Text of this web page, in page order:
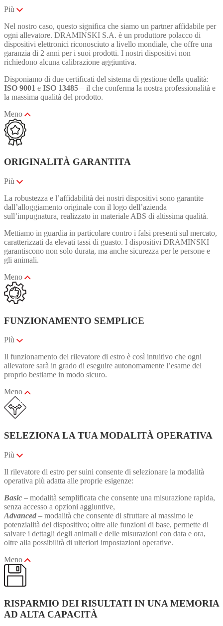
Più
Nel nostro caso, questo significa che siamo un partner affidabile per
ogni allevatore. DRAMINSKI S.A. è un produttore polacco di
dispositivi elettronici riconosciuto a livello mondiale, che offre una
garanzia di 2 anni per i suoi prodotti. I nostri dispositivi non
richiedono alcuna calibrazione aggiuntiva.
Disponiamo di due certificati del sistema di gestione della qualità:
ISO 9001 e ISO 13485 – il che conferma la nostra professionalità e
la massima qualità del prodotto.
Meno
ORIGINALITÀ GARANTITA
Più
La robustezza e l’affidabilità dei nostri dispositivi sono garantite
dall’alloggiamento originale con il logo dell’azienda
sull’impugnatura, realizzato in materiale ABS di altissima qualità.
Mettiamo in guardia in particolare contro i falsi presenti sul mercato,
caratterizzati da elevati tassi di guasto. I dispositivi DRAMINSKI
garantiscono non solo durata, ma anche sicurezza per le persone e
gli animali.
Meno
FUNZIONAMENTO SEMPLICE
Più
Il funzionamento del rilevatore di estro è così intuitivo che ogni
allevatore sarà in grado di eseguire autonomamente l’esame del
proprio bestiame in modo sicuro.
Meno
SELEZIONA LA TUA MODALITÀ OPERATIVA
Più
Il rilevatore di estro per suini consente di selezionare la modalità
operativa più adatta alle proprie esigenze:
Basic – modalità semplificata che consente una misurazione rapida,
senza accesso a opzioni aggiuntive,
Advanced – modalità che consente di sfruttare al massimo le
potenzialità del dispositivo; oltre alle funzioni di base, permette di
salvare i dettagli degli animali e delle misurazioni con data e ora,
oltre alla possibilità di ulteriori impostazioni operative.
Meno
RISPARMIO DEI RISULTATI IN UNA MEMORIA
AD ALTA CAPACITÀ